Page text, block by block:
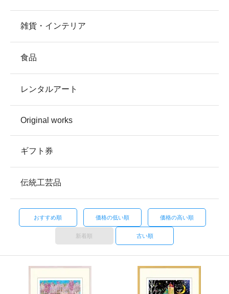
雑貨・インテリア
食品
レンタルアート
Original works
ギフト券
伝統工芸品
おすすめ順 価格の低い順 価格の高い順
新着順 古い順